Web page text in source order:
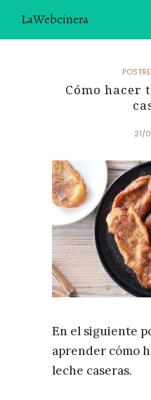
LaWebcinera
VIDEORECETAS
SOBRE MÍ
¿TE GUSTARÍA UNIRTE A
ÓMICA?
ÚNETE A LA NEWSLETTER
RECOMENDACIONES
Cómo hacer
21/
En el siguiente
aprender cómo
leche caseras.